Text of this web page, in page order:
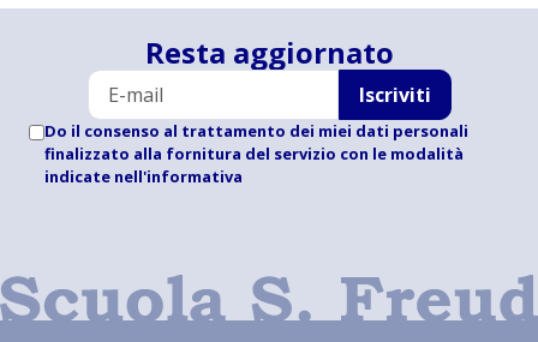
Resta aggiornato
Iscriviti
Do il consenso al trattamento dei miei dati personali
finalizzato alla fornitura del servizio con le modalità
indicate nell'informativa